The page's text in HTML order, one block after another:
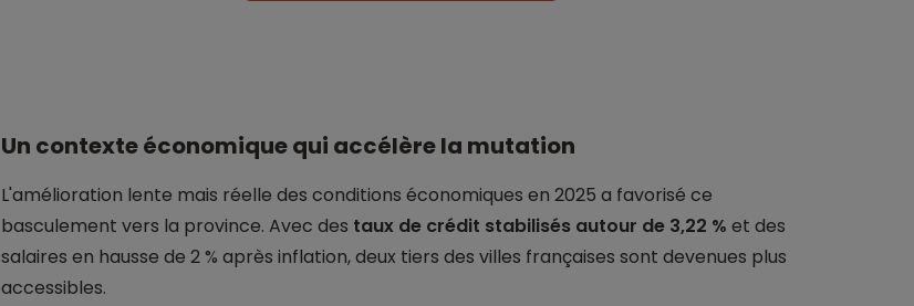
Un contexte économique qui accélère la mutation
L'amélioration lente mais réelle des conditions économiques en 2025 a favorisé ce
basculement vers la province. Avec des taux de crédit stabilisés autour de 3,22 % et des
salaires en hausse de 2 % après inflation, deux tiers des villes françaises sont devenues plus
accessibles.